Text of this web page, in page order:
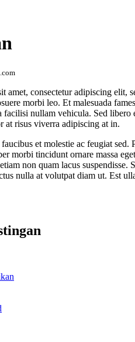
amet, consectetur adipiscing elit,
morbi leo. Et malesuada
facilisi nullam vehicula. Sed libero
at risus viverra adipiscing at in.
et molestie ac feugiat
morbi tincidunt ornare massa
non quam lacus
nulla at volutpat diam ut. Est